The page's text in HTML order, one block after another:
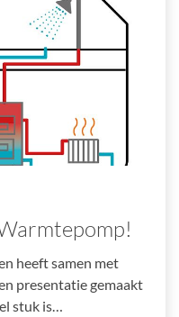
heeft samen met
presentatie gemaakt
stuk is…